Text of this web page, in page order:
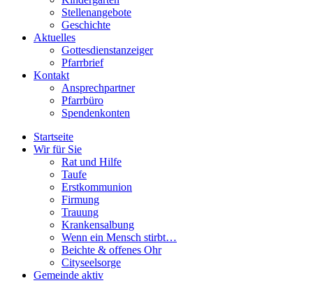
Stellenangebote
Geschichte
Aktuelles
Gottesdienstanzeiger
Pfarrbrief
Kontakt
Ansprechpartner
Pfarrbüro
Spendenkonten
Startseite
Wir für Sie
Rat und Hilfe
Taufe
Erstkommunion
Firmung
Trauung
Krankensalbung
Wenn ein Mensch stirbt…
Beichte & offenes Ohr
Cityseelsorge
Gemeinde aktiv